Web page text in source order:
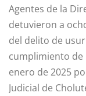
Agentes de la
detuvieron a
del delito de
cumplimiento de
enero de 2025
Judicial de